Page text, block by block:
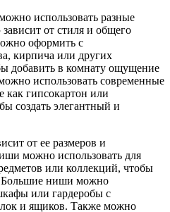
использовать разные
от стиля и общего
оформить с
кирпича или других
добавить в комнату ощущение
использовать современные
как гипсокартон или
создать элегантный и
от ее размеров и
можно использовать для
или коллекций, чтобы
Большие ниши можно
или гардеробы с
и ящиков. Также можно